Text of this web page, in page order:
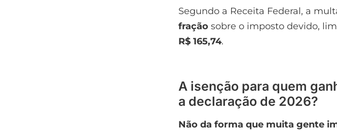
Segundo a Receita Federal, a
fração sobre o imposto devido,
R$ 165,74.
A isenção para quem
a declaração de 2026?
Não da forma que muita gente